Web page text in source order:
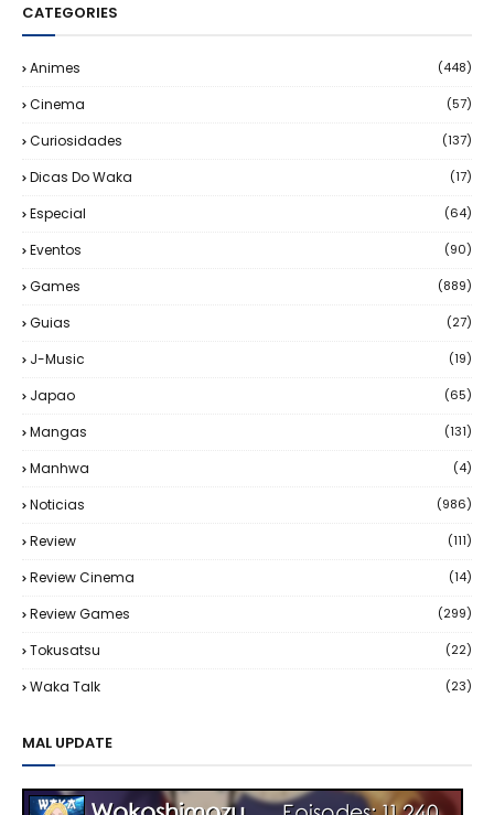
CATEGORIES
Animes (448)
Cinema (57)
Curiosidades (137)
Dicas Do Waka (17)
Especial (64)
Eventos (90)
Games (889)
Guias (27)
J-Music (19)
Japao (65)
Mangas (131)
Manhwa (4)
Noticias (986)
Review (111)
Review Cinema (14)
Review Games (299)
Tokusatsu (22)
Waka Talk (23)
MAL UPDATE